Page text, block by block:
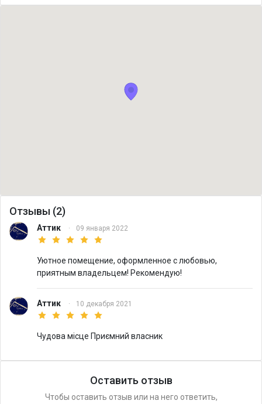
Отзывы (2)
Аттик · 09 января 2022
Уютное помещение, оформленное с любовью,
приятным владельцем! Рекомендую!
Аттик · 10 декабря 2021
Чудова місце Приємний власник
Оставить отзыв
Чтобы оставить отзыв или на него ответить,